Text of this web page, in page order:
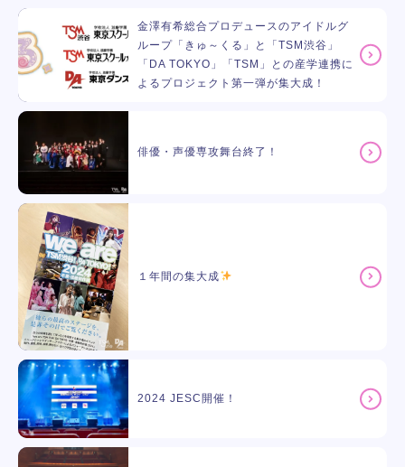
金澤有希総合プロデュースのアイドルグ
ループ「きゅ～くる」と「TSM渋谷」
「DA TOKYO」「TSM」との産学連携に
よるプロジェクト第一弾が集大成！
俳優・声優専攻舞台終了！
１年間の集大成
2024 JESC開催！